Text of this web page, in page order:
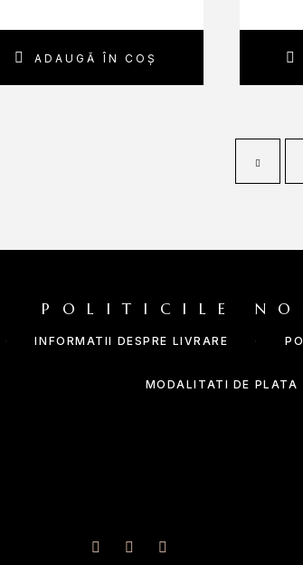
ADAUGĂ ÎN COȘ
POLITICILE
INFORMATII DESPRE LIVRARE
MODALITATI DE PLATA